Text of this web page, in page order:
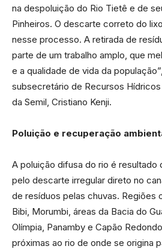
na despoluição do Rio Tietê e de
Pinheiros. O descarte correto do
nesse processo. A retirada de
parte de um trabalho amplo, que
e a qualidade de vida da
subsecretário de Recursos
da Semil, Cristiano Kenji.
Poluição e recuperação
A poluição difusa do rio é resultado
pelo descarte irregular direto no
de resíduos pelas chuvas. Regiões
Bibi, Morumbi, áreas da Bacia do
Olímpia, Panamby e Capão
próximas ao rio de onde se origina